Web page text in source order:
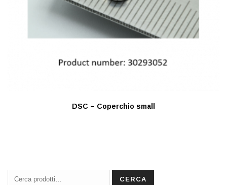
DSC – Coperchio small
Cerca:
CERCA